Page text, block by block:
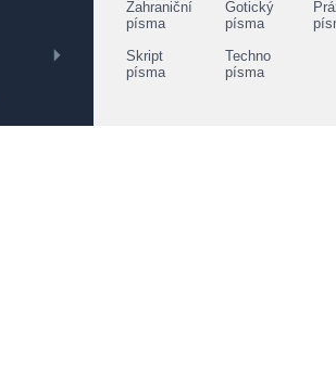
Zahraniční
písma
Gotický
písma
Skript
písma
Techno
písma